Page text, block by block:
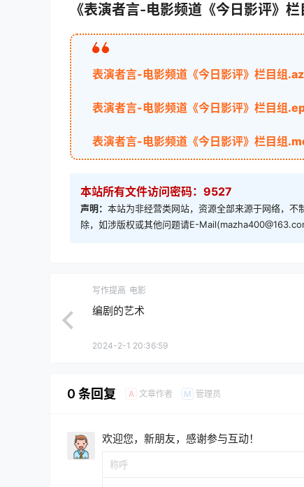
《表演者言-电影频道《今日影评》
表演者言-电影频道《今日影评》栏目组
表演者言-电影频道《今日影评》栏目组
表演者言-电影频道《今日影评》栏目组
本站所有文件访问密码：9527
声明： 本站为非经营类网站，资源全部来源于网络，
除，如涉版权或其他问题请E-
写作提高 电影
编剧的艺术
2024-2-1 20:36:59
0 条回复 A 文章作者 M 管理员
欢迎您，新朋友，感谢参与互动！